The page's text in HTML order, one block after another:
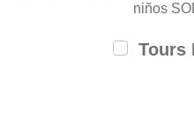
niños
Tours